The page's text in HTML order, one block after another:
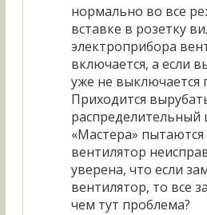
нормально во все
вставке в розетку
электроприбора
включается, а если
уже не выключается
Приходится
распределительный
«Мастера»
вентилятор
уверена, что если
вентилятор, то все
чем тут проблема?